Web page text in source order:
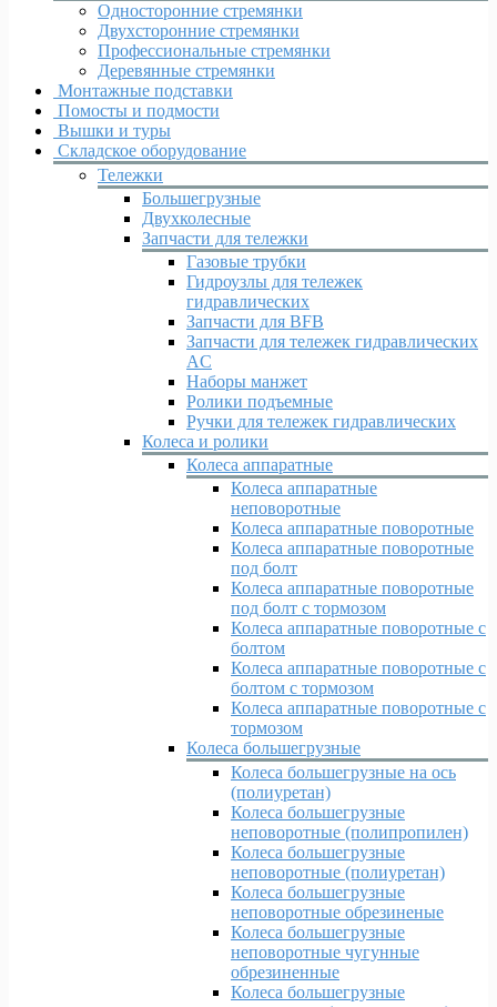
Односторонние стремянки
Двухсторонние стремянки
Профессиональные стремянки
Деревянные стремянки
Монтажные подставки
Помосты и подмости
Вышки и туры
Складское оборудование
Тележки
Большегрузные
Двухколесные
Запчасти для тележки
Газовые трубки
Гидроузлы для тележек
гидравлических
Запчасти для BFB
Запчасти для тележек гидравлических
AC
Наборы манжет
Ролики подъемные
Ручки для тележек гидравлических
Колеса и ролики
Колеса аппаратные
Колеса аппаратные
неповоротные
Колеса аппаратные поворотные
Колеса аппаратные поворотные
под болт
Колеса аппаратные поворотные
под болт с тормозом
Колеса аппаратные поворотные с
болтом
Колеса аппаратные поворотные с
болтом с тормозом
Колеса аппаратные поворотные с
тормозом
Колеса большегрузные
Колеса большегрузные на ось
(полиуретан)
Колеса большегрузные
неповоротные (полипропилен)
Колеса большегрузные
неповоротные (полиуретан)
Колеса большегрузные
неповоротные обрезиненые
Колеса большегрузные
неповоротные чугунные
обрезиненные
Колеса большегрузные